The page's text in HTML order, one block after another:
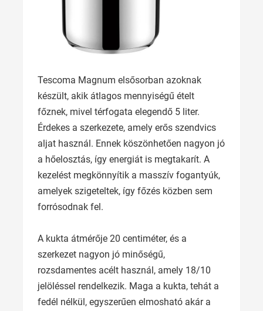
Tescoma Magnum elsősorban azoknak
készült, akik átlagos mennyiségű ételt
főznek, mivel térfogata elegendő 5 liter.
Érdekes a szerkezete, amely erős szendvics
aljat használ. Ennek köszönhetően nagyon jó
a hőelosztás, így energiát is megtakarít. A
kezelést megkönnyítik a masszív fogantyúk,
amelyek szigeteltek, így főzés közben sem
forrósodnak fel.
A kukta átmérője 20 centiméter, és a
szerkezet nagyon jó minőségű,
rozsdamentes acélt használ, amely 18/10
jelöléssel rendelkezik. Maga a kukta, tehát a
fedél nélkül, egyszerűen elmosható akár a